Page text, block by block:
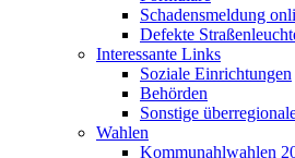
Schadensmeldung
Defekte
Interessante Links
Soziale Einrichtungen
Behörden
Sonstige
Wahlen
Kommunahlwahlen